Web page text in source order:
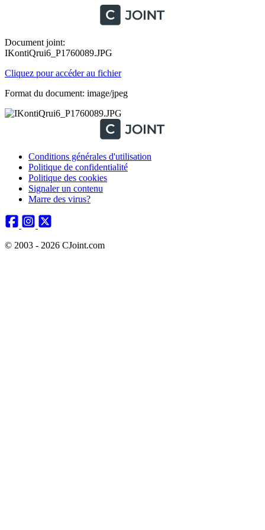
Document joint:
IKontiQrui6_P1760089.JPG
Cliquez pour accéder au fichier
Format du document: image/jpeg
Conditions générales d'utilisation
Politique de confidentialité
Politique des cookies
Signaler un contenu
Marre des virus?
© 2003 - 2026 CJoint.com